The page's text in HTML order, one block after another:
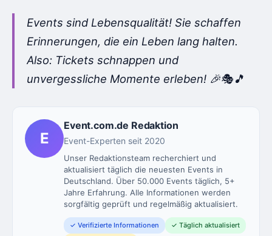
Events sind Lebensqualität! Sie schaffen
Erinnerungen, die ein Leben lang halten.
Also: Tickets schnappen und
unvergessliche Momente erleben! 🎉🎭🎵
E
Event.com.de Redaktion
Event-Experten seit 2020
Unser Redaktionsteam recherchiert und
aktualisiert täglich die neuesten Events in
Deutschland. Über 50.000 Events täglich, 5+
Jahre Erfahrung. Alle Informationen werden
sorgfältig geprüft und regelmäßig aktualisiert.
✓ Verifizierte Informationen ✓ Täglich aktualisiert